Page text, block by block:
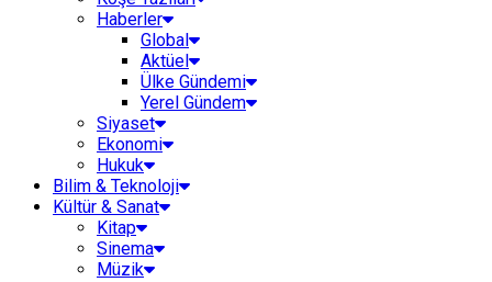
Haberler
Global
Aktüel
Ülke Gündemi
Yerel Gündem
Siyaset
Ekonomi
Hukuk
Bilim & Teknoloji
Kültür & Sanat
Kitap
Sinema
Müzik